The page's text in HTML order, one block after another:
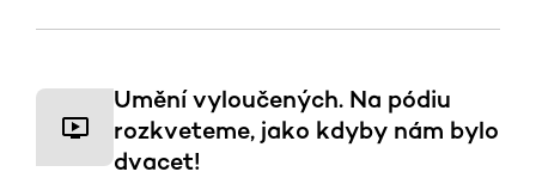
Umění vyloučených. Na pódiu
rozkveteme, jako kdyby nám bylo
dvacet!